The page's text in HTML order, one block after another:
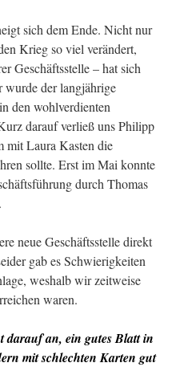
sich dem Ende. Nicht nur
Krieg so viel verändert,
Geschäftsstelle – hat sich
wurde der langjährige
den wohlverdienten
darauf verließ uns Philipp
mit Laura Kasten die
sollte. Erst im Mai konnte
durch Thomas
neue Geschäftsstelle direkt
gab es Schwierigkeiten
weshalb wir zeitweise
waren.
darauf an, ein gutes Blatt in
mit schlechten Karten gut